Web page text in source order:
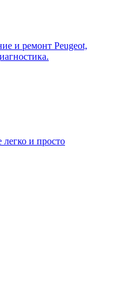
и ремонт Peugeot,
и просто